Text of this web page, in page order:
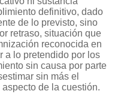
definitivo, dado
de lo previsto, sino
retraso, situación que
reconocida en
a lo pretendido por los
sin causa por parte
sin más el
de la cuestión.